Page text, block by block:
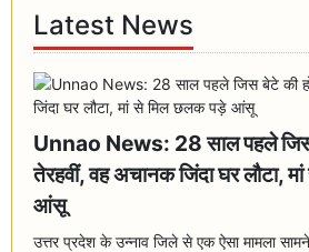
Latest News
Unnao News: 28 साल पहले जिस
तेरहवीं, वह अचानक जिंदा घर लौटा,
आंसू
उत्तर प्रदेश के उन्नाव जिले से एक ऐसा मामला